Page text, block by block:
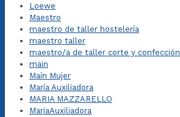
Loewe
Maestro
maestro de taller hostelería
maestro taller
maestro/a de taller corte y confección
main
Maín Mujer
María Auxiliadora
MARIA MAZZARELLO
MariaAuxiliadora